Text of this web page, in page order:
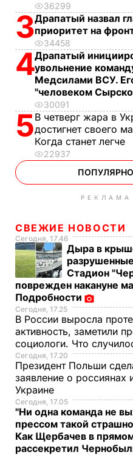
36299
3Драпатый назвал
приоритет на
34458
4Драпатый
увольнение
Медсилами ВСУ.
"человеком
30091
5В четверг жара в
достигнет своего
Когда станет легче
22937
РЕКЛАМА
СВЕЖИЕ НОВОСТИ
Сегодня, 17.46
Дыра в
Стадион
поврежден накануне
Подробности
Сегодня, 17.25
В России выросла
активность, заметили
социологи. Что
Сегодня, 17.20
Президент Польши
заявление о
Украине
Сегодня, 17.05
"Ни одна команда не
прессом такой
Как Щербачев в
рассекретил